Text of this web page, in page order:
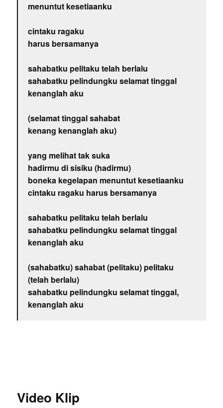
menuntut kesetiaanku
cintaku ragaku
harus bersamanya
sahabatku pelitaku telah berlalu
sahabatku pelindungku selamat tinggal
kenanglah aku
(selamat tinggal sahabat
kenang kenanglah aku)
yang melihat tak suka
hadirmu di sisiku (hadirmu)
boneka kegelapan menuntut kesetiaanku
cintaku ragaku harus bersamanya
sahabatku pelitaku telah berlalu
sahabatku pelindungku selamat tinggal
kenanglah aku
(sahabatku) sahabat (pelitaku) pelitaku
(telah berlalu)
sahabatku pelindungku selamat tinggal,
kenanglah aku
Video Klip